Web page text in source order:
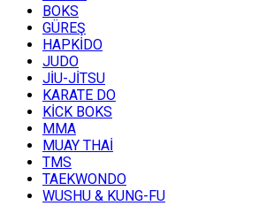
BOKS
GÜREŞ
HAPKİDO
JUDO
JİU-JİTSU
KARATE DO
KİCK BOKS
MMA
MUAY THAİ
TMS
TAEKWONDO
WUSHU & KUNG-FU